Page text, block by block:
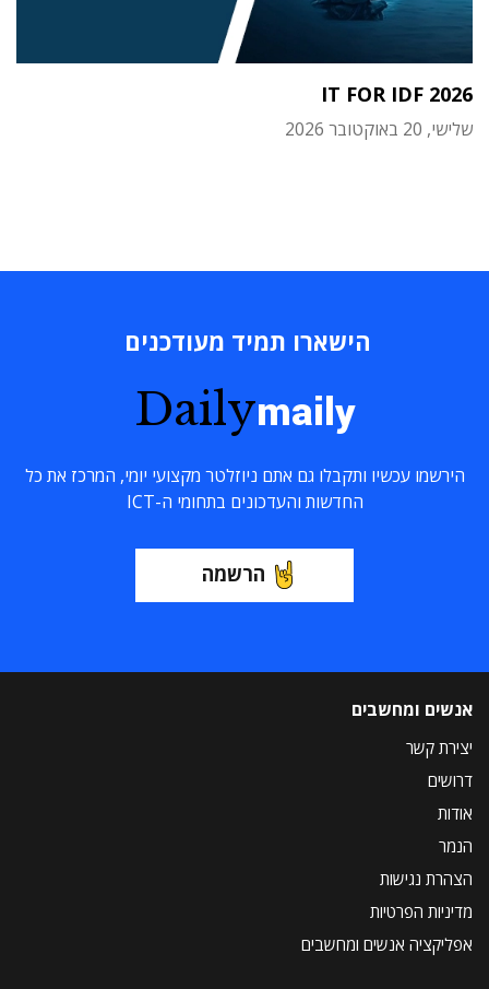
IT FOR IDF 2026
שלישי, 20 באוקטובר 2026
הישארו תמיד מעודכנים
Dailymaily
הירשמו עכשיו ותקבלו גם אתם ניוזלטר מקצועי יומי, המרכז את כל
החדשות והעדכונים בתחומי ה-ICT
הרשמה
אנשים ומחשבים
יצירת קשר
דרושים
אודות
הנמר
הצהרת נגישות
מדיניות הפרטיות
אפליקציה אנשים ומחשבים